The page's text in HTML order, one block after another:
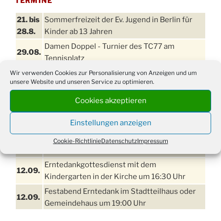
Wir verwenden Cookies zur Personalisierung von Anzeigen und um
unsere Website und unseren Service zu optimieren.
Cookies akzeptieren
Einstellungen anzeigen
Cookie-RichtlinieDatenschutzImpressum
21. bis
28.8.
Sommerfreizeit der Ev. Jugend in Berlin für
Kinder ab 13 Jahren
29.08.
Damen Doppel - Turnier des TC77 am
Tennisplatz
03.09.
Einschulungsgottesdienst in der Kirche um
09:00 Uhr
13.09.
Erntefest in Drabenderhöhe
Disco für Jung und Junggebliebene
(Ernteverein) im Stadtteilhaus oder
12.09.
Erntedankgottesdienst mit dem
Kindergarten in der Kirche um 16:30 Uhr
12.09.
Festabend Erntedank im Stadtteilhaus oder
Gemeindehaus um 19:00 Uhr